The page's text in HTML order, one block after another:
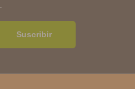
Suscribir